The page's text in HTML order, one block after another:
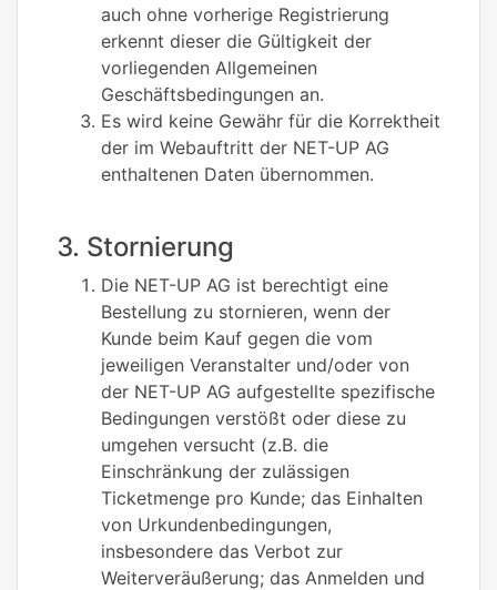
auch ohne vorherige Registrierung
erkennt dieser die Gültigkeit der
vorliegenden Allgemeinen
Geschäftsbedingungen an.
Es wird keine Gewähr für die Korrektheit
der im Webauftritt der NET-UP AG
enthaltenen Daten übernommen.
3. Stornierung
Die NET-UP AG ist berechtigt eine
Bestellung zu stornieren, wenn der
Kunde beim Kauf gegen die vom
jeweiligen Veranstalter und/oder von
der NET-UP AG aufgestellte spezifische
Bedingungen verstößt oder diese zu
umgehen versucht (z.B. die
Einschränkung der zulässigen
Ticketmenge pro Kunde; das Einhalten
von Urkundenbedingungen,
insbesondere das Verbot zur
Weiterveräußerung; das Anmelden und